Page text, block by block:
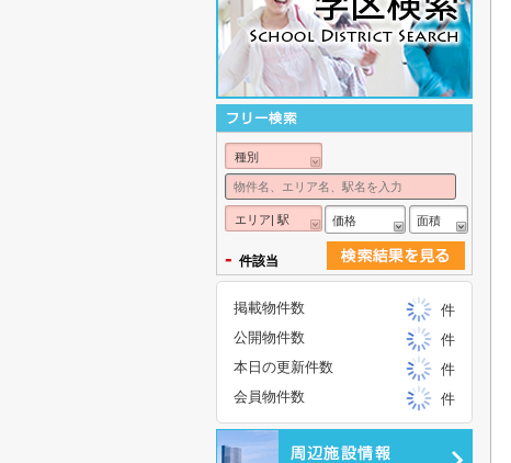
種別
エリア| 駅 価格 面積
- 件該当
掲載物件数
件
公開物件数
件
本日の更新件数
件
会員物件数
件